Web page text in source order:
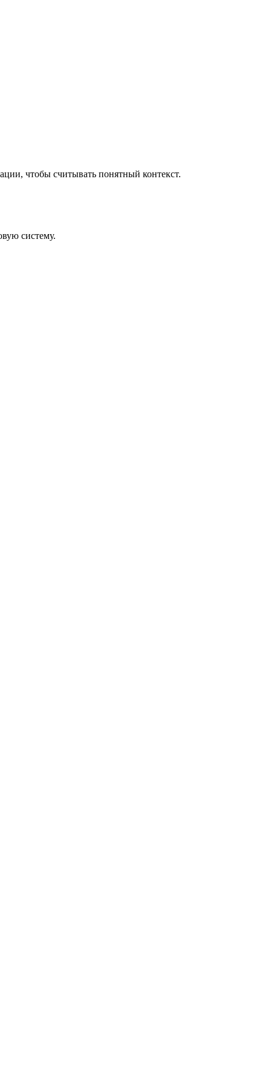
чтобы считывать понятный контекст.
систему.